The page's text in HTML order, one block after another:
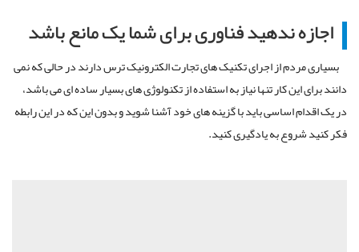
اجازه ندهید فناوری برای شما یک مانع باشد
بسیاری مردم از اجرای تکنیک های تجارت الکترونیک ترس دارند در حالی که نمی
دانند برای این کار تنها نیاز به استفاده از تکنولوژی های بسیار ساده ای می باشد،
در یک اقدام اساسی باید با گزینه های خود آشنا شوید و بدون این که در این رابطه
فکر کنید شروع به یادگیری کنید.